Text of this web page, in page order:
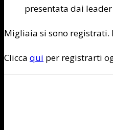
presentata dai
Migliaia si sono registrati.
Clicca qui per registrarti